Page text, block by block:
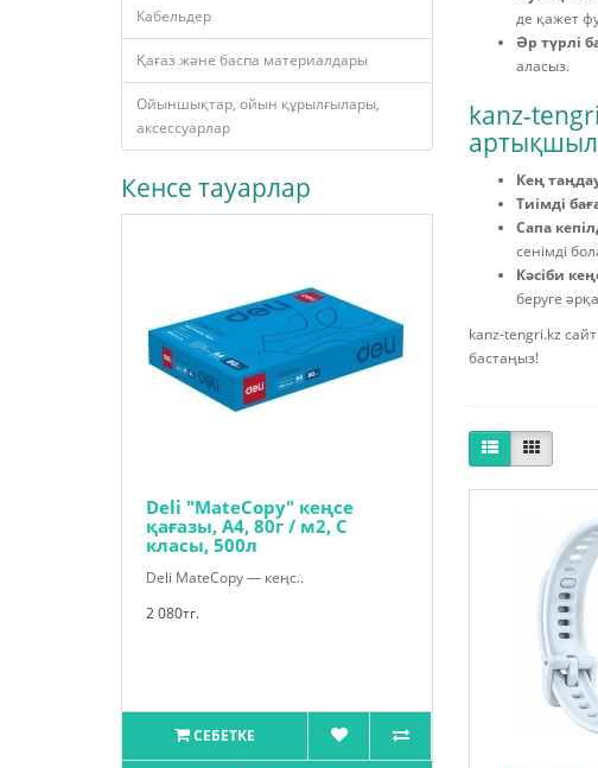
Кабельдер
Қағаз және баспа материалдары
Ойыншықтар, ойын құрылғылары,
аксессуарлар
Кенсе тауарлар
Deli "MateCopy" кеңсе
қағазы, А4, 80г / м2, С
класы, 500л
Deli MateCopy — кеңс..
2 080тг.
СЕБЕТКЕ
де қажет
Әр түрлі
аласыз.
kanz-
Кең
Тиімді
Сапа
сенімді
Кәсіби
беруге
kanz-tengri.kz
бастаңыз!